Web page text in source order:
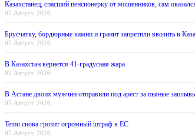
Казахстанец, спасший пенсионерку от мошенников, сам
07 Август, 2026
Брусчатку, бордюрные камни и гранит запретили ввозить в
07 Август, 2026
В Казахстан вернется 41-градусная жара
07 Август, 2026
В Астане двоих мужчин отправили под арест за пьяные
07 Август, 2026
Temu снова грозит огромный штраф в ЕС
07 Август, 2026